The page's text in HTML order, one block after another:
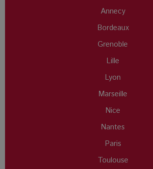
Annecy
Bordeaux
Grenoble
Lille
Lyon
Marseille
Nice
Nantes
Paris
Toulouse